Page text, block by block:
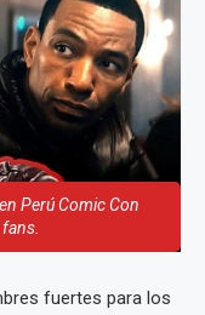
Perú Comic Con
fuertes para los